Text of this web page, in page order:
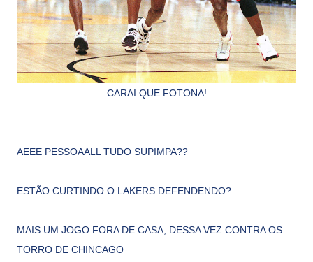
CARAI QUE FOTONA!
AEEE PESSOAALL TUDO SUPIMPA??
ESTÃO CURTINDO O LAKERS DEFENDENDO?
MAIS UM JOGO FORA DE CASA, DESSA VEZ CONTRA OS
TORRO DE CHINCAGO